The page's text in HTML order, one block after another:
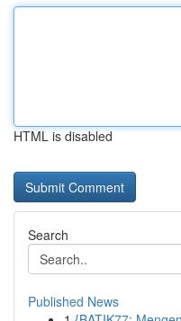
HTML is disabled
Search
Published News